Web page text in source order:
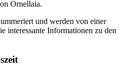
Ornellaia.
und werden von einer
interessante Informationen zu den